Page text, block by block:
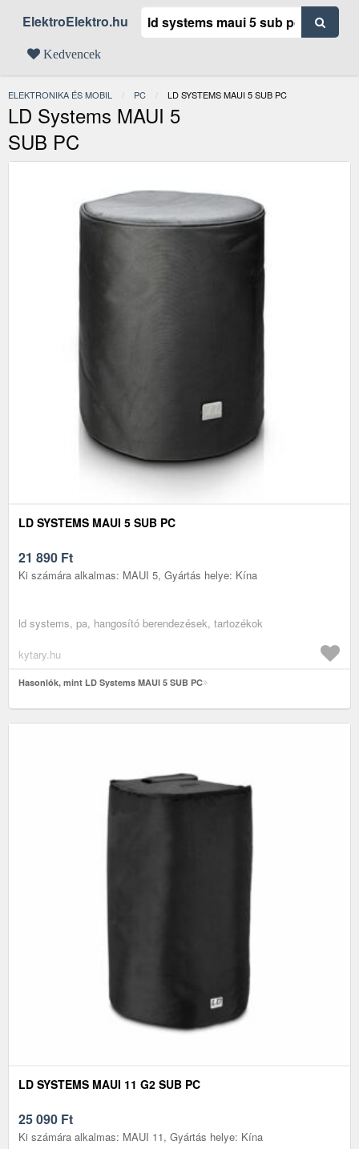
ElektroElektro.hu
Kedvencek
ELEKTRONIKA ÉS MOBIL PC JELENLEGI:
LD SYSTEMS MAUI 5 SUB PC
LD Systems MAUI 5
SUB PC
LD SYSTEMS MAUI 5 SUB PC
21 890 Ft
Ki számára alkalmas: MAUI 5, Gyártás helye: Kína
ld systems, pa, hangosító berendezések, tartozékok
kytary.hu
Hasonlók, mint LD Systems MAUI 5 SUB PC
LD SYSTEMS MAUI 11 G2 SUB PC
25 090 Ft
Ki számára alkalmas: MAUI 11, Gyártás helye: Kína